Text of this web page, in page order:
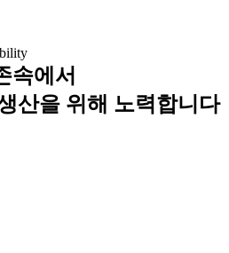
속에서
산을 위해 노력합니다